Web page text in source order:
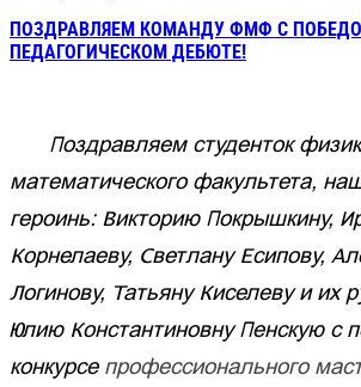
ПОЗДРАВЛЯЕМ КОМАНДУ ФМФ С
ПЕДАГОГИЧЕСКОМ ДЕБЮТЕ!
Поздравляем студенток
математического факультета,
героинь: Викторию Покрышкину,
Корнелаеву, Светлану Есипову,
Логинову, Татьяну Киселеву и их
Юлию Константиновну Пенскую с
конкурсе профессионального